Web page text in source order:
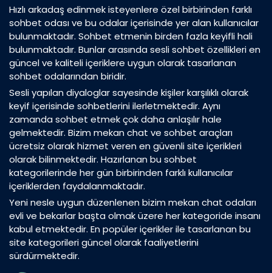
Hızlı arkadaş edinmek isteyenlere özel birbirinden farklı
sohbet odası ve bu odalar içerisinde yer alan kullanıcılar
bulunmaktadır. Sohbet etmenin birden fazla keyifli hali
bulunmaktadır. Bunlar arasında sesli sohbet özellikleri en
güncel ve kaliteli içeriklere uygun olarak tasarlanan
sohbet odalarından biridir.
Sesli yapılan diyaloglar sayesinde kişiler karşılıklı olarak
keyif içerisinde sohbetlerini ilerletmektedir. Aynı
zamanda sohbet etmek çok daha anlaşılır hale
gelmektedir. Bizim mekan chat ve sohbet araçları
ücretsiz olarak hizmet veren en güvenli site içerikleri
olarak bilinmektedir. Hazırlanan bu sohbet
kategorilerinde her gün birbirinden farklı kullanıcılar
içeriklerden faydalanmaktadır.
Yeni nesle uygun düzenlenen bizim mekan chat odaları
evli ve bekarlar başta olmak üzere her kategoride insanı
kabul etmektedir. En popüler içerikler ile tasarlanan bu
site kategorileri güncel olarak faaliyetlerini
sürdürmektedir.